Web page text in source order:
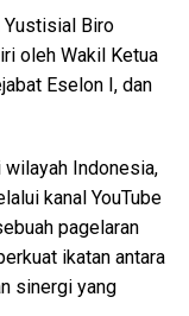
Yustisial Biro
oleh Wakil Ketua
Eselon I, dan
wilayah Indonesia,
kanal YouTube
pagelaran
ikatan antara
sinergi yang